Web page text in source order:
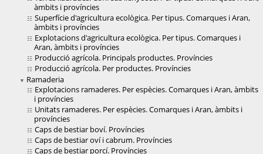
àmbits i províncies
Superfície d'agricultura ecològica. Per tipus. Comarques i Aran,
àmbits i províncies
Explotacions d'agricultura ecològica. Per tipus. Comarques i
Aran, àmbits i províncies
Producció agrícola. Principals productes. Províncies
Producció agrícola. Per productes. Províncies
Ramaderia
Explotacions ramaderes. Per espècies. Comarques i Aran, àmbits
i províncies
Unitats ramaderes. Per espècies. Comarques i Aran, àmbits i
províncies
Caps de bestiar boví. Províncies
Caps de bestiar oví i cabrum. Províncies
Caps de bestiar porcí. Províncies